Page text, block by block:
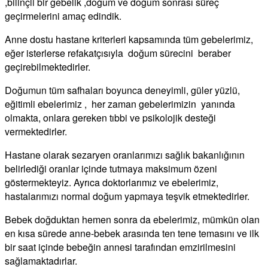
geçirmelerini amaç edindik.
Anne dostu hastane kriterleri kapsamında tüm gebelerimiz,
eğer isterlerse refakatçısıyla doğum sürecini beraber
geçirebilmektedirler.
Doğumun tüm safhaları boyunca deneyimli, güler yüzlü,
eğitimli ebelerimiz , her zaman gebelerimizin yanında
olmakta, onlara gereken tıbbi ve psikolojik desteği
vermektedirler.
Hastane olarak sezaryen oranlarımızı sağlık bakanlığının
belirlediği oranlar içinde tutmaya maksimum özeni
göstermekteyiz. Ayrıca doktorlarımız ve ebelerimiz,
hastalarımızı normal doğum yapmaya teşvik etmektedirler.
Bebek doğduktan hemen sonra da ebelerimiz, mümkün olan
en kısa sürede anne-bebek arasında ten tene temasını ve ilk
bir saat içinde bebeğin annesi tarafından emzirilmesini
sağlamaktadırlar.